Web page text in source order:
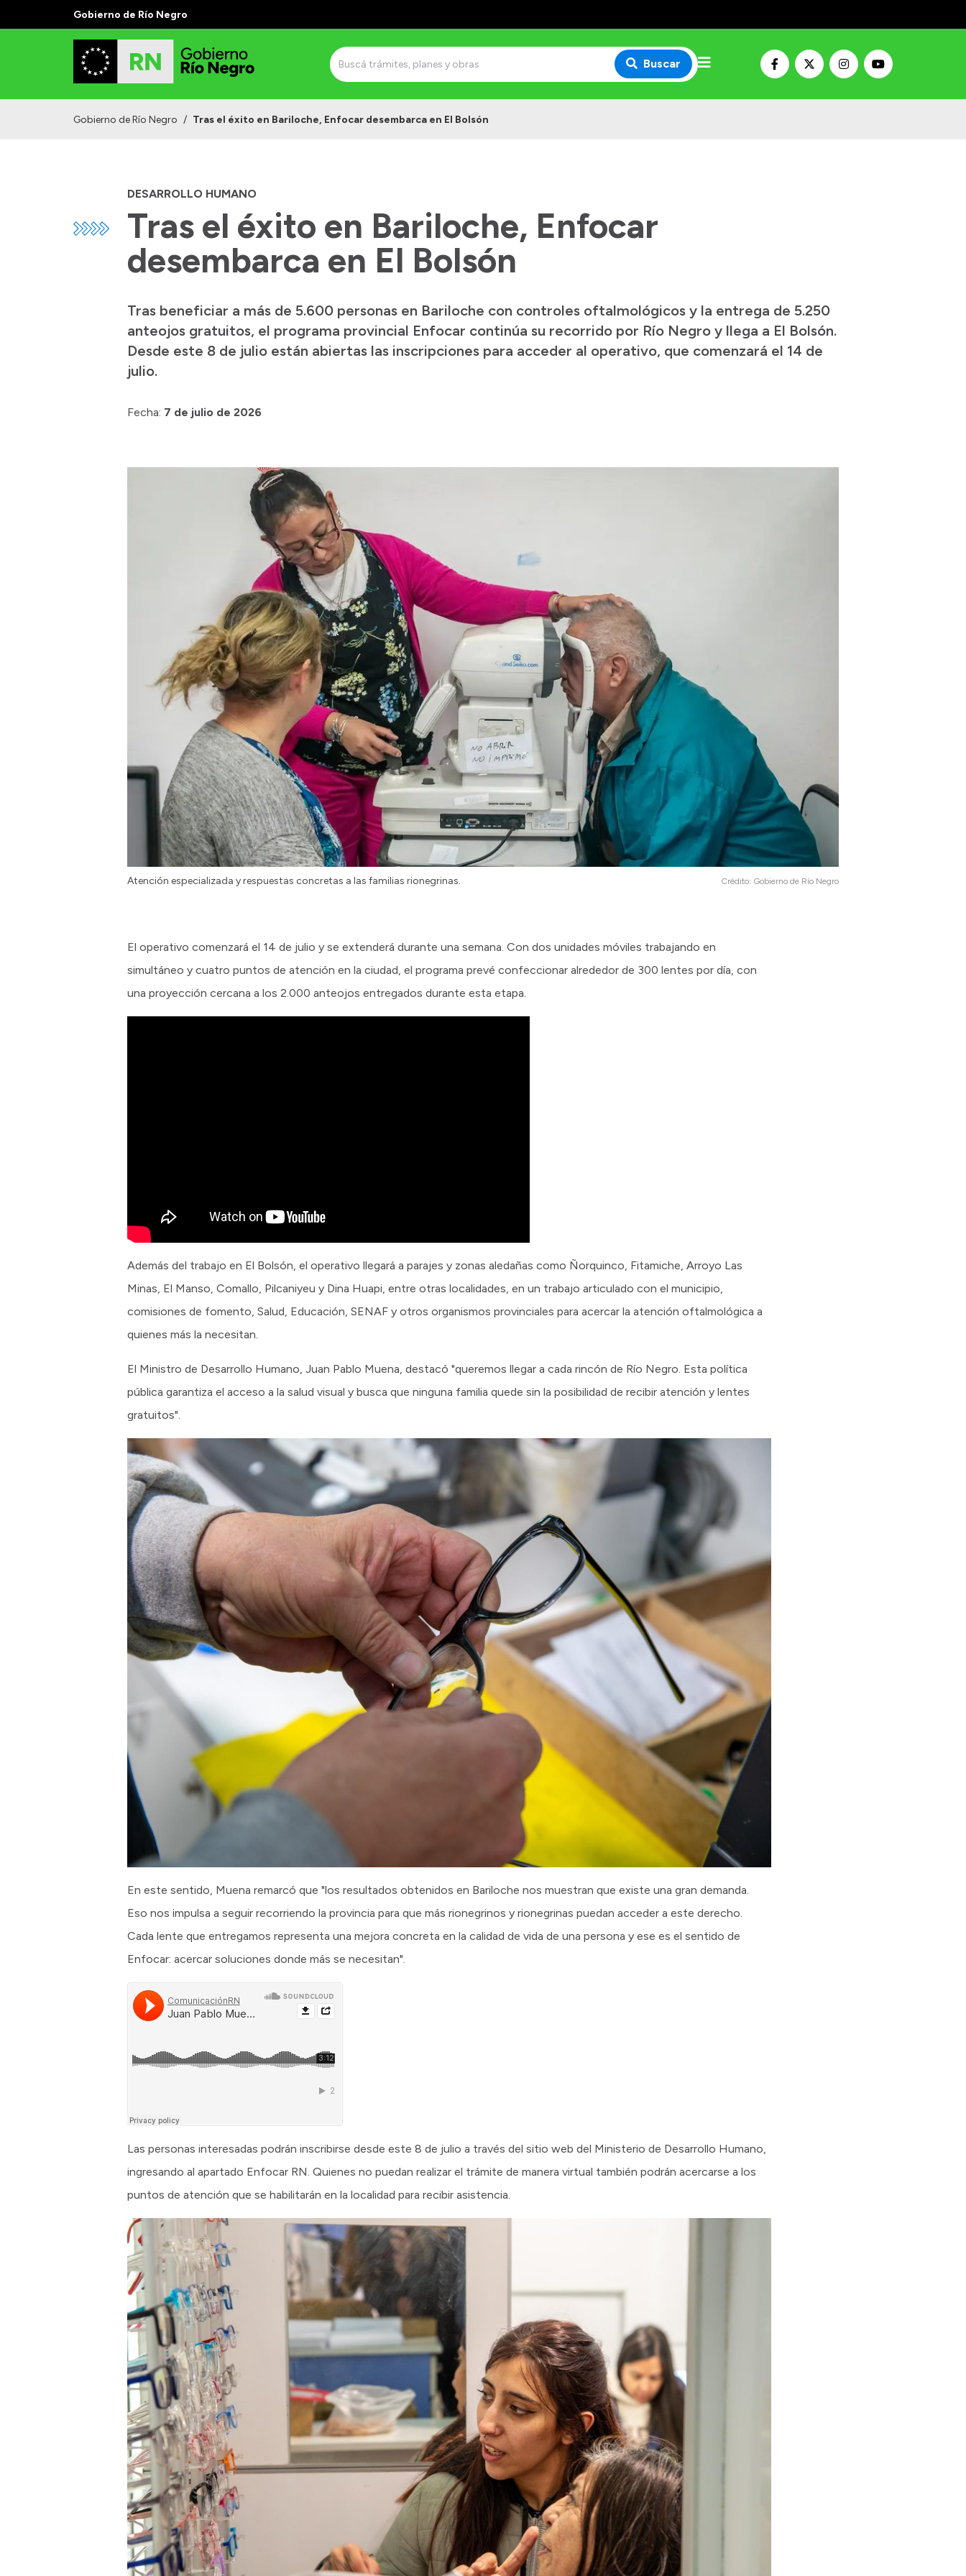
Gobierno de Río Negro
Buscar
Gobierno de Río Negro / Tras el éxito en Bariloche, Enfocar desembarca en El Bolsón
DESARROLLO HUMANO
Tras el éxito en Bariloche, Enfocar
desembarca en El Bolsón
Tras beneficiar a más de 5.600 personas en Bariloche con controles oftalmológicos y la entrega de 5.250
anteojos gratuitos, el programa provincial Enfocar continúa su recorrido por Río Negro y llega a El Bolsón.
Desde este 8 de julio están abiertas las inscripciones para acceder al operativo, que comenzará el 14 de
julio.
Fecha: 7 de julio de 2026
Atención especializada y respuestas concretas a las familias rionegrinas. Crédito: Gobierno de Río Negro
El operativo comenzará el 14 de julio y se extenderá durante una semana. Con dos unidades móviles trabajando en
simultáneo y cuatro puntos de atención en la ciudad, el programa prevé confeccionar alrededor de 300 lentes por día, con
una proyección cercana a los 2.000 anteojos entregados durante esta etapa.
Además del trabajo en El Bolsón, el operativo llegará a parajes y zonas aledañas como Ñorquinco, Fitamiche, Arroyo Las
Minas, El Manso, Comallo, Pilcaniyeu y Dina Huapi, entre otras localidades, en un trabajo articulado con el municipio,
comisiones de fomento, Salud, Educación, SENAF y otros organismos provinciales para acercar la atención oftalmológica a
quienes más la necesitan.
El Ministro de Desarrollo Humano, Juan Pablo Muena, destacó "queremos llegar a cada rincón de Río Negro. Esta política
pública garantiza el acceso a la salud visual y busca que ninguna familia quede sin la posibilidad de recibir atención y lentes
gratuitos".
En este sentido, Muena remarcó que "los resultados obtenidos en Bariloche nos muestran que existe una gran demanda.
Eso nos impulsa a seguir recorriendo la provincia para que más rionegrinos y rionegrinas puedan acceder a este derecho.
Cada lente que entregamos representa una mejora concreta en la calidad de vida de una persona y ese es el sentido de
Enfocar: acercar soluciones donde más se necesitan".
Las personas interesadas podrán inscribirse desde este 8 de julio a través del sitio web del Ministerio de Desarrollo Humano,
ingresando al apartado Enfocar RN. Quienes no puedan realizar el trámite de manera virtual también podrán acercarse a los
puntos de atención que se habilitarán en la localidad para recibir asistencia.